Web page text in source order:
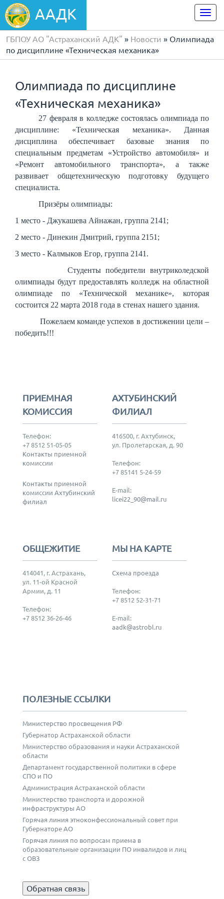
ААДК
ГБПОУ АО "Астраханский АДК" » Новости » Олимпиада
по дисциплине «Техническая механика»
Олимпиада по дисциплине
«Техническая механика»
27 февраля в колледже состоялась олимпиада по
дисциплине: «Техническая механика». Данная
дисциплина обеспечивает базовые знания по
специальным предметам «Устройство автомобиля» и
«Ремонт автомобильного транспорта», а также
развивает общетехническую подготовку будущего
специалиста.
Призёры олимпиады:
1 место - Джукашева Айнажан, группа 2141;
2 место - Динекин Дмитрий, группа 2151;
3 место - Калмыков Егор, группа 2141.
Студенты победители внутриколедской
олимпиады будут предоставлять колледж на областной
олимпиаде по «Технической механике», которая
состоится 22 марта 2018 года в стенах нашего здания.
Пожелаем команде успехов в достижении цели –
победить!!!
ПРИЕМНАЯ
КОМИССИЯ
Телефон:
+7 8512 51-05-05
Контакты приемной
комиссии
Контакты приемной
комиссии Ахтубинский
филиал
АХТУБИНСКИЙ
ФИЛИАЛ
416500, г. Ахтубинск,
ул. Пролетарская, д. 90
Телефон:
+7 85141 5-24-59
E-mail:
licei22_90@mail.ru
ОБЩЕЖИТИЕ
414041, г. Астрахань,
ул. 11-ой Красной
Армии, д. 11
Телефон:
+7 8512 36-26-46
МЫ НА КАРТЕ
Схема проезда
Телефон:
+7 8512 52-31-71
E-mail:
aadk@astrobl.ru
ПОЛЕЗНЫЕ ССЫЛКИ
Министерство просвещения РФ
Губернатор Астраханской области
Министерство образования и науки Астраханской
области
Департамент государственной политики в сфере
СПО и ПО
Администрация Астраханской области
Министерство транспорта и дорожной
инфраструктуры АО
Горячая линия этноконфессиональный совет при
Губернаторе АО
Горячая линия по вопросам приема в
образовательные организации ПО инвалидов и лиц
с ОВЗ
Обратная связь